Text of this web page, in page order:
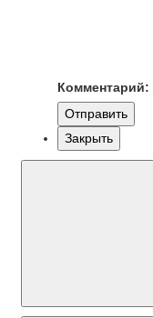
Комментарий:
Отправить
Закрыть